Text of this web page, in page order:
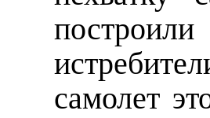
самолет